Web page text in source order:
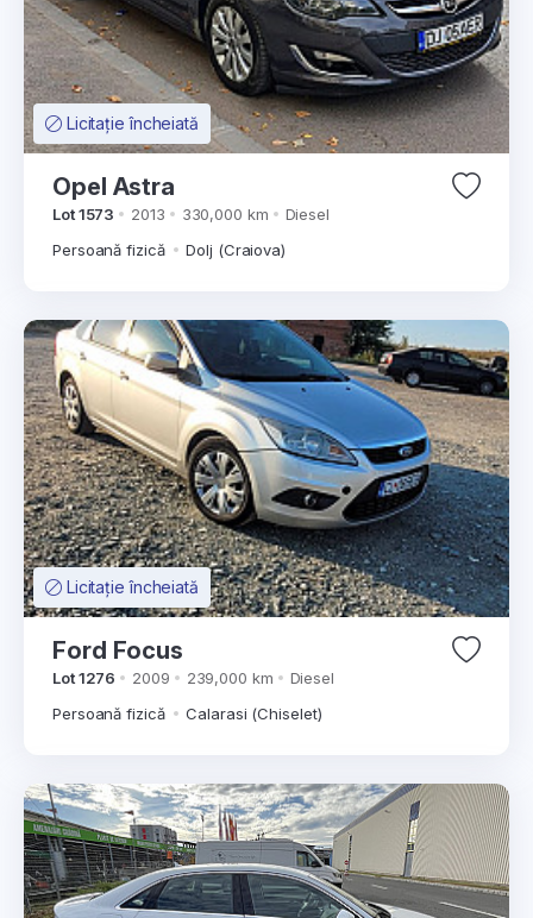
Licitație încheiată
Opel Astra
Lot 1573 2013 330,000 km
Diesel
Persoană fizică
Dolj (Craiova)
Licitație încheiată
Ford Focus
Lot 1276 2009 239,000 km
Diesel
Persoană fizică
Calarasi (Chiselet)